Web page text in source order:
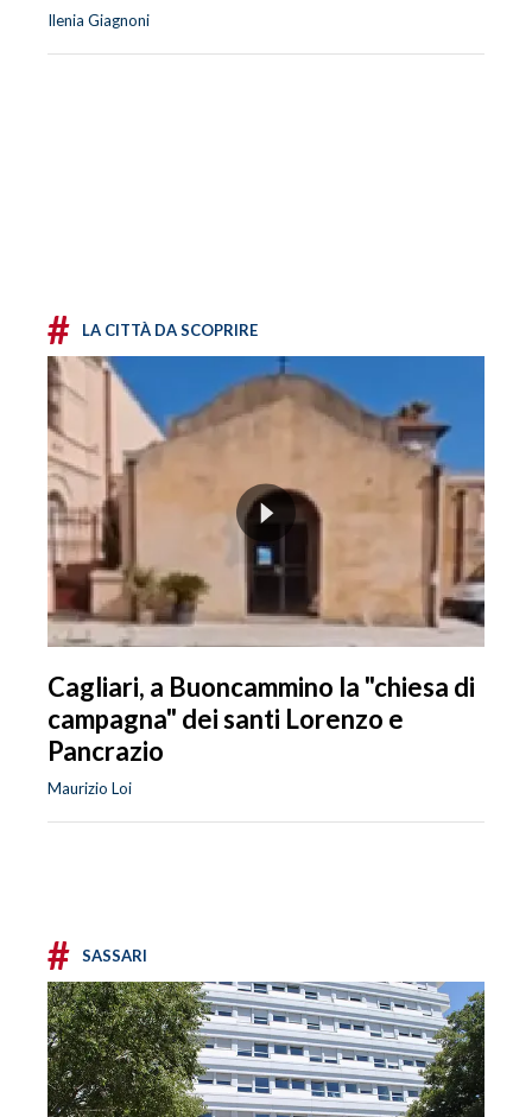
Ilenia Giagnoni
# LA CITTÀ DA SCOPRIRE
Cagliari, a Buoncammino la "chiesa di
campagna" dei santi Lorenzo e
Pancrazio
Maurizio Loi
# SASSARI